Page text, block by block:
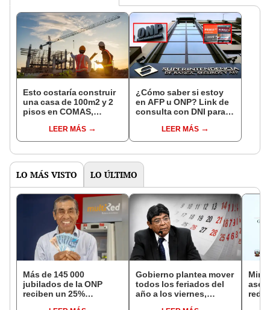
Esto costaría construir
una casa de 100m2 y 2
pisos en COMAS,
distritos de LIMA
NORTE
LEER MÁS
¿Cómo saber si estoy
en AFP u ONP? Link de
consulta con DNI para
pensiones estás
LEER MÁS
LO MÁS VISTO LO ÚLTIMO
Más de 145 000
jubilados de la ONP
reciben un 25%
Gobierno plantea mover
todos los feriados del
año a los viernes,